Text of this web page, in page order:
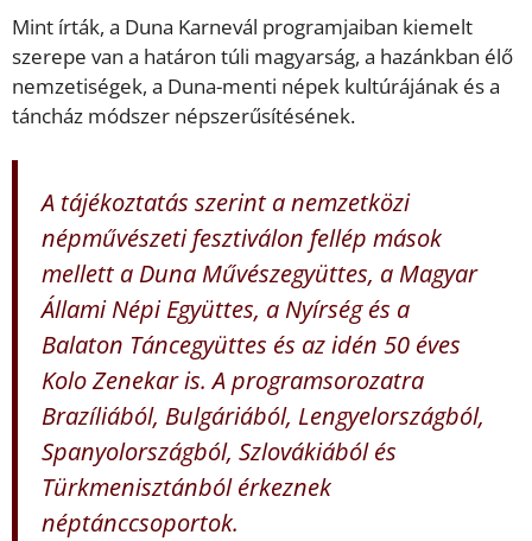
Mint írták, a Duna Karnevál programjaiban kiemelt
szerepe van a határon túli magyarság, a hazánkban élő
nemzetiségek, a Duna-menti népek kultúrájának és a
táncház módszer népszerűsítésének.
A tájékoztatás szerint a nemzetközi
népművészeti fesztiválon fellép mások
mellett a Duna Művészegyüttes, a Magyar
Állami Népi Együttes, a Nyírség és a
Balaton Táncegyüttes és az idén 50 éves
Kolo Zenekar is. A programsorozatra
Brazíliából, Bulgáriából, Lengyelországból,
Spanyolországból, Szlovákiából és
Türkmenisztánból érkeznek
néptánccsoportok.